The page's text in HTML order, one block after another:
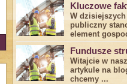
Kluczowe
W dzisiejszych
publiczny
element
Fundusze
Witajcie w
artykule na
chcemy ...